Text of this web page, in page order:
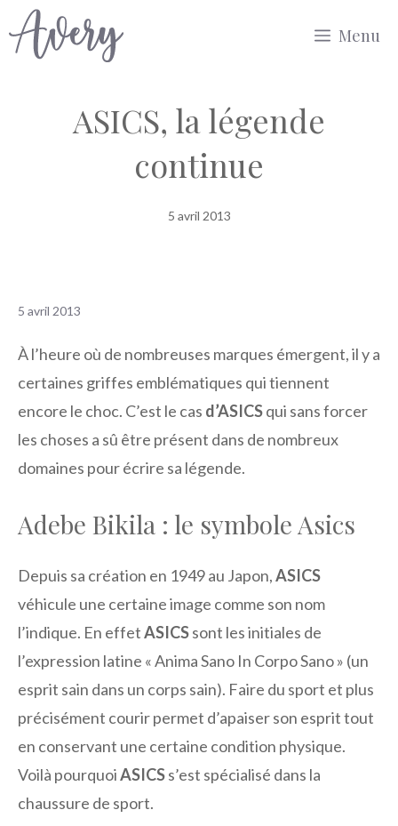
Aller
au
Menu
ASICS, la légende
continue
5 avril 2013
5 avril 2013
À l’heure où de nombreuses marques émergent, il y a
certaines griffes emblématiques qui tiennent
encore le choc. C’est le cas d’ASICSqui sans forcer
les choses a sû être présent dans de nombreux
domaines pour écrire sa légende.
Adebe Bikila : le symbole Asics
Depuis sa création en 1949 au Japon,ASICS
véhicule une certaine image comme son nom
l’indique. En effetASICSsont les initiales de
l’expression latine « Anima Sano In Corpo Sano » (un
esprit sain dans un corps sain). Faire du sport et plus
précisément courir permet d’apaiser son esprit tout
en conservant une certaine condition physique.
Voilà pourquoiASICSs’est spécialisé dans la
chaussure de sport.